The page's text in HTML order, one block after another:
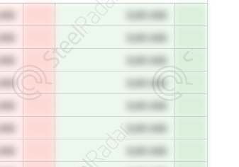
0,00 USD